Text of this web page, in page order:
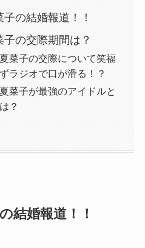
の結婚報道！！
の交際期間は？
菜子の交際について笑福
ラジオで口が滑る！？
菜子が最強のアイドルと
？
結婚報道！！